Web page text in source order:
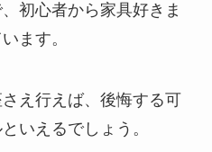
初心者から家具好きま
ます。
え行えば、後悔する可
いえるでしょう。